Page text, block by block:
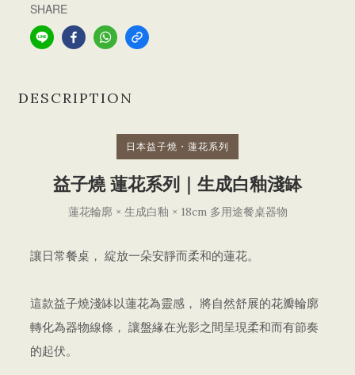
SHARE
DESCRIPTION
日本益子燒・蓮花系列
益子燒 蓮花系列｜生成白釉淺缽
蓮花輪廓 × 生成白釉 × 18cm 多用途餐桌器物
讓日常餐桌， 綻放一朵安靜而柔和的蓮花。
這款益子燒淺缽以蓮花為靈感， 將自然舒展的花瓣輪廓
轉化為器物線條， 讓盤緣在光影之間呈現柔和而有節奏
的起伏。